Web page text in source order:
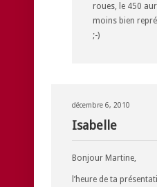
roues, le 450
moins bien
;-)
décembre 6, 2010
Isabelle
Bonjour Martine,
l’heure de ta